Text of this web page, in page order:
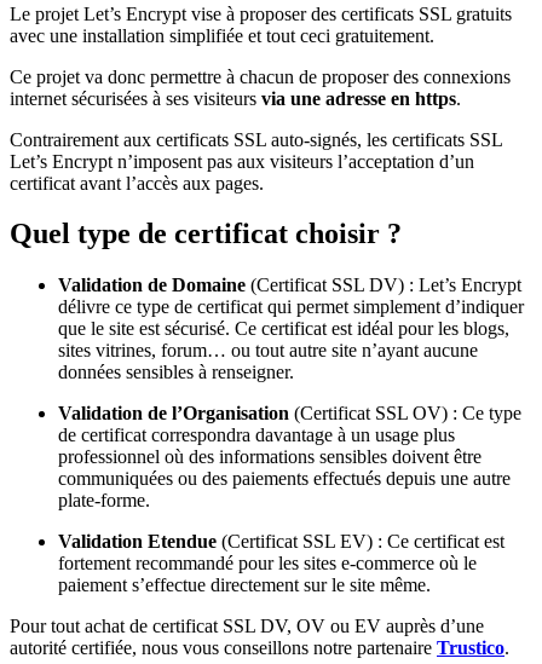
Le projet Let’s Encrypt vise à proposer des certificats SSL gratuits
avec une installation simplifiée et tout ceci gratuitement.
Ce projet va donc permettre à chacun de proposer des connexions
internet sécurisées à ses visiteurs via une adresse en https.
Contrairement aux certificats SSL auto-signés, les certificats SSL
Let’s Encrypt n’imposent pas aux visiteurs l’acceptation d’un
certificat avant l’accès aux pages.
Quel type de certificat choisir ?
Validation de Domaine (Certificat SSL DV) : Let’s Encrypt
délivre ce type de certificat qui permet simplement d’indiquer
que le site est sécurisé. Ce certificat est idéal pour les blogs,
sites vitrines, forum… ou tout autre site n’ayant aucune
données sensibles à renseigner.
Validation de l’Organisation (Certificat SSL OV) : Ce type
de certificat correspondra davantage à un usage plus
professionnel où des informations sensibles doivent être
communiquées ou des paiements effectués depuis une autre
plate-forme.
Validation Etendue (Certificat SSL EV) : Ce certificat est
fortement recommandé pour les sites e-commerce où le
paiement s’effectue directement sur le site même.
Pour tout achat de certificat SSL DV, OV ou EV auprès d’une
autorité certifiée, nous vous conseillons notre partenaire Trustico.